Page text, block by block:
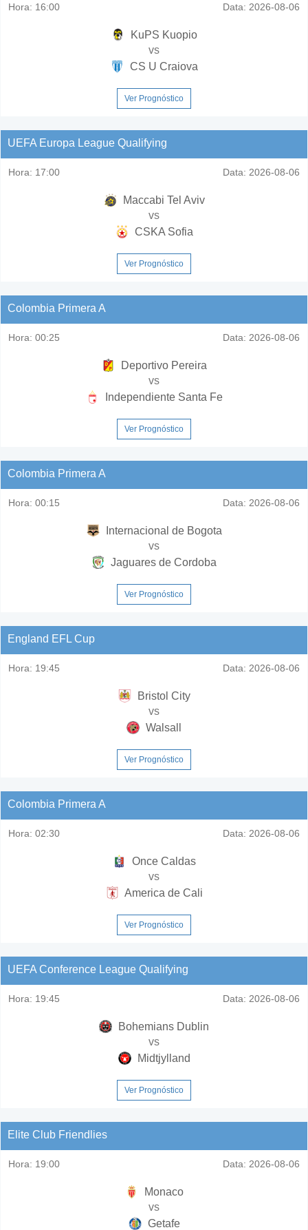
Hora: 16:00 Data: 2026-08-06
KuPS Kuopio
vs
CS U Craiova
Ver Prognóstico
UEFA Europa League Qualifying
Hora: 17:00 Data: 2026-08-06
Maccabi Tel Aviv
vs
CSKA Sofia
Ver Prognóstico
Colombia Primera A
Hora: 00:25 Data: 2026-08-06
Deportivo Pereira
vs
Independiente Santa Fe
Ver Prognóstico
Colombia Primera A
Hora: 00:15 Data: 2026-08-06
Internacional de Bogota
vs
Jaguares de Cordoba
Ver Prognóstico
England EFL Cup
Hora: 19:45 Data: 2026-08-06
Bristol City
vs
Walsall
Ver Prognóstico
Colombia Primera A
Hora: 02:30 Data: 2026-08-06
Once Caldas
vs
America de Cali
Ver Prognóstico
UEFA Conference League Qualifying
Hora: 19:45 Data: 2026-08-06
Bohemians Dublin
vs
Midtjylland
Ver Prognóstico
Elite Club Friendlies
Hora: 19:00 Data: 2026-08-06
Monaco
vs
Getafe